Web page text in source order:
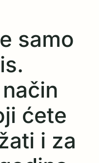
samo
ćete
i za